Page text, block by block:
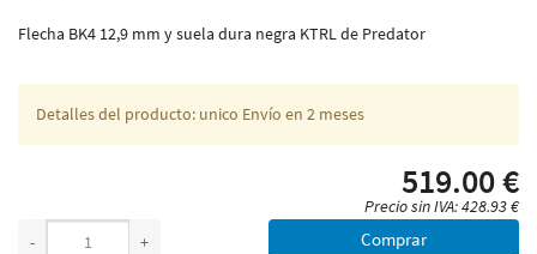
Flecha BK4 12,9 mm y suela dura negra KTRL de Predator
Detalles del producto: unico Envío en 2 meses
519.00 €
Precio sin IVA: 428.93 €
-
+ Comprar